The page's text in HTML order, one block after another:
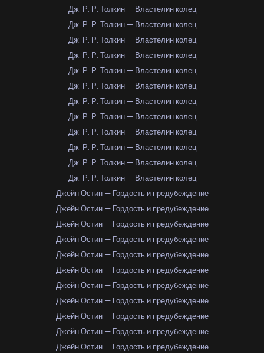
Дж. Р. Р. Толкин — Властелин колец
Дж. Р. Р. Толкин — Властелин колец
Дж. Р. Р. Толкин — Властелин колец
Дж. Р. Р. Толкин — Властелин колец
Дж. Р. Р. Толкин — Властелин колец
Дж. Р. Р. Толкин — Властелин колец
Дж. Р. Р. Толкин — Властелин колец
Дж. Р. Р. Толкин — Властелин колец
Дж. Р. Р. Толкин — Властелин колец
Дж. Р. Р. Толкин — Властелин колец
Дж. Р. Р. Толкин — Властелин колец
Дж. Р. Р. Толкин — Властелин колец
Джейн Остин — Гордость и предубеждение
Джейн Остин — Гордость и предубеждение
Джейн Остин — Гордость и предубеждение
Джейн Остин — Гордость и предубеждение
Джейн Остин — Гордость и предубеждение
Джейн Остин — Гордость и предубеждение
Джейн Остин — Гордость и предубеждение
Джейн Остин — Гордость и предубеждение
Джейн Остин — Гордость и предубеждение
Джейн Остин — Гордость и предубеждение
Джейн Остин — Гордость и предубеждение